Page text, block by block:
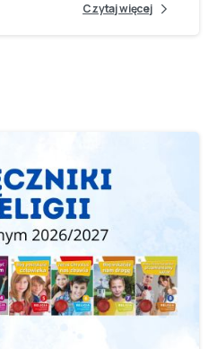
Czytaj więcej
-